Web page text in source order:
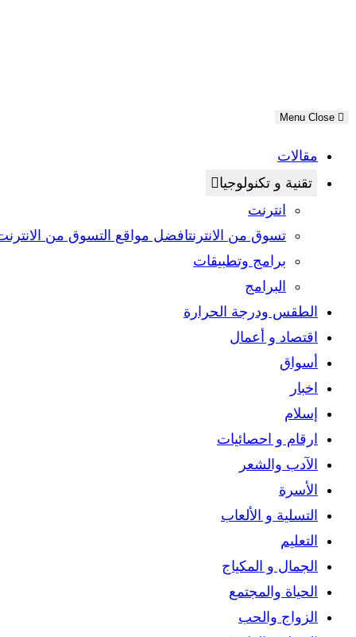
Menu Close
مقالات
تقنية و تكنولوجيا
انترنت
تسوق من الانترنتافضل مواقع التسوق من
برامج وتطبيقات
البرامج
الطقس ودرجة الحرارة
اقتصاد و أعمال
أسواق
اخبار
إسلام
ارقام و احصائيات
الآدب والشعر
الأسرة
التسلية و الألعاب
التعليم
الجمال و المكياج
الحياة والمجتمع
الزواج والحب